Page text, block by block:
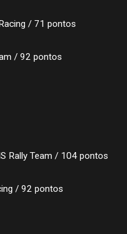
/ 71 pontos
/ 92 pontos
Rally Team / 104 pontos
/ 92 pontos